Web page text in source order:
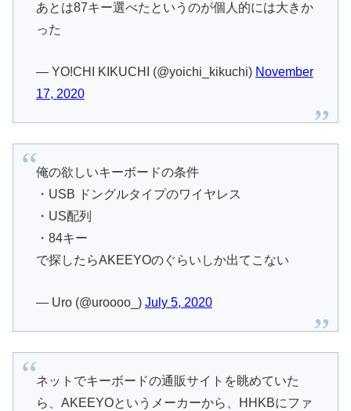
あとは87キー選べたというのが個人的には大きか
った
— YO!CHI KIKUCHI (@yoichi_kikuchi) November
17, 2020
俺の欲しいキーボードの条件
・USB ドングルタイプのワイヤレス
・US配列
・84キー
で探したらAKEEYOのぐらいしか出てこない
— Uro (@uroooo_) July 5, 2020
ネットでキーボードの通販サイトを眺めていた
ら、AKEEYOというメーカーから、HHKBにファ